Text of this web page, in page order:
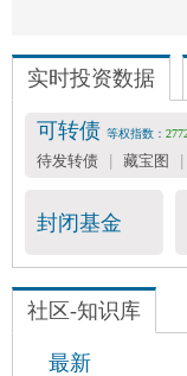
收费数据
可转债评分表 --
实时投资数据
可转债 等权指数：
待发转债 藏宝图
封闭基金
社区-知识库
最新